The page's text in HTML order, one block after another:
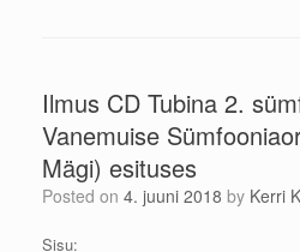
Ilmus CD Tubina 2.
Vanemuise
Mägi) esituses
Posted on 4. juuni 2018 by Kerri
Sisu: